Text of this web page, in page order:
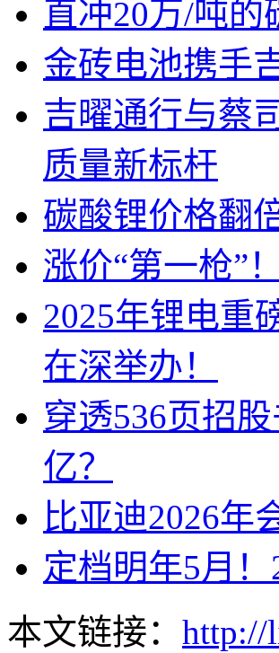
直冲20万/吨
金砖电池携手
吉曜通行与蔡
质量新标杆
碳酸锂价格翻
涨价“第一枪”
2025年锂电重
在深举办！
穿透536页招
亿？
比亚迪2026年
定档明年5月
本文链接： http://